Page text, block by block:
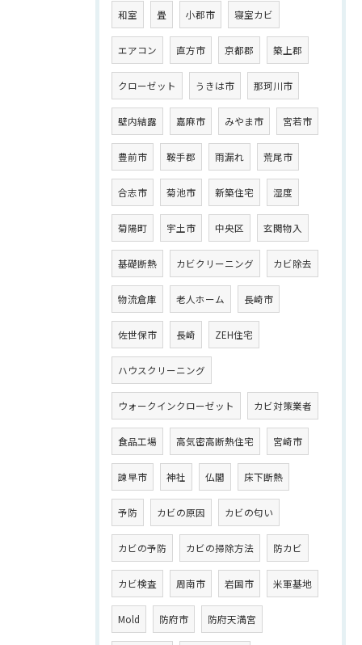
和室 畳 小郡市 寝室カビ
エアコン 直方市 京都郡 築上郡
クローゼット うきは市 那珂川市
壁内結露 嘉麻市 みやま市 宮若市
豊前市 鞍手郡 雨漏れ 荒尾市
合志市 菊池市 新築住宅 湿度
菊陽町 宇土市 中央区 玄関物入
基礎断熱 カビクリーニング カビ除去
物流倉庫 老人ホーム 長崎市
佐世保市 長崎 ZEH住宅
ハウスクリーニング
ウォークインクローゼット カビ対策業者
食品工場 高気密高断熱住宅 宮崎市
諫早市 神社 仏閣 床下断熱
予防 カビの原因 カビの匂い
カビの予防 カビの掃除方法 防カビ
カビ検査 周南市 岩国市 米軍基地
Mold 防府市 防府天満宮